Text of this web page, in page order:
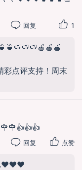
回复 1
彩点评支持！周末
回复 点赞